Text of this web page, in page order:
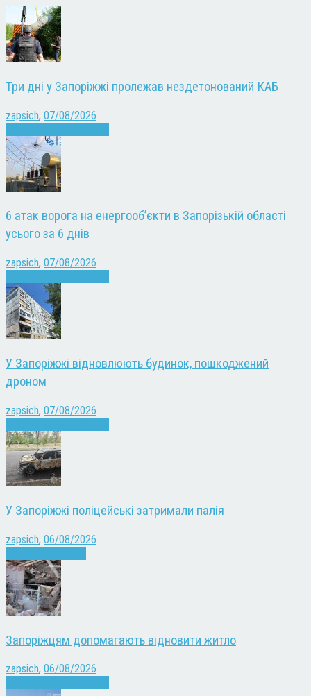
Три дні у Запоріжжі пролежав нездетонований КАБ
zapsich, 07/08/2026
6 атак ворога на енергооб’єкти в Запорізькій області
усього за 6 днів
zapsich, 07/08/2026
У Запоріжжі відновлюють будинок, пошкоджений
дроном
zapsich, 07/08/2026
У Запоріжжі поліцейські затримали палія
zapsich, 06/08/2026
Запоріжцям допомагають відновити житло
zapsich, 06/08/2026